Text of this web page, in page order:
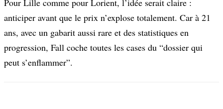
Pour Lille comme pour Lorient, l’idée serait claire :
anticiper avant que le prix n’explose totalement. Car à 21
ans, avec un gabarit aussi rare et des statistiques en
progression, Fall coche toutes les cases du “dossier qui
peut s’enflammer”.